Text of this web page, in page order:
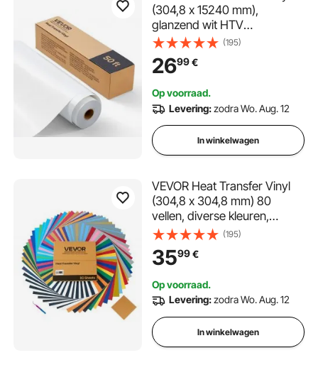
(304,8 x 15240 mm),
glanzend wit HTV
strijkvinylrol, compatibel met
snijmachines, voor diverse
materialen: T-shirts, kussens,
(195)
2699€
Op voorraad.
Levering:zodra Wo. Aug. 12
In winkelwagen
VEVOR Heat Transfer Vinyl
(304,8 x 304,8 mm) 80
vellen, diverse kleuren,
plotterfilm compatibel met
snijmachines, strijkfolie voor
T-shirts, kussens, hoeden
(195)
3599€
Op voorraad.
Levering:zodra Wo. Aug. 12
In winkelwagen